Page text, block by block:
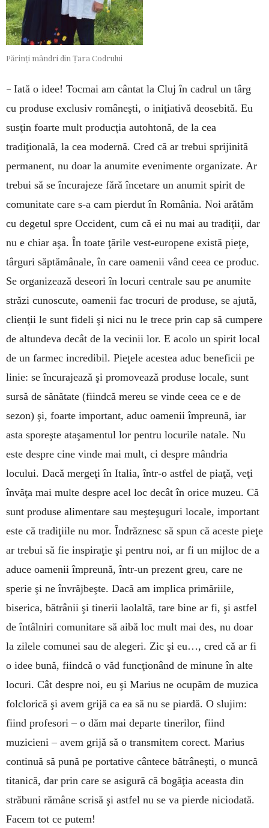
Părinți mândri din Țara Codrului
– Iată o idee! Tocmai am cântat la Cluj în cadrul un târg
cu produse exclusiv româneşti, o iniţiativă deosebită. Eu
susţin foarte mult producţia autohtonă, de la cea
tradiţională, la cea modernă. Cred că ar trebui sprijinită
permanent, nu doar la anumite evenimente organizate. Ar
trebui să se încurajeze fără încetare un anumit spirit de
comunitate care s-a cam pierdut în România. Noi arătăm
cu degetul spre Occident, cum că ei nu mai au tradiţii, dar
nu e chiar aşa. În toate ţările vest-europene există pieţe,
târguri săptămânale, în care oamenii vând ceea ce produc.
Se organizează deseori în locuri centrale sau pe anumite
străzi cunoscute, oamenii fac trocuri de produse, se ajută,
clienţii le sunt fideli şi nici nu le trece prin cap să cumpere
de altundeva decât de la vecinii lor. E acolo un spirit local
de un farmec incredibil. Pieţele acestea aduc beneficii pe
linie: se încurajează şi promovează produse locale, sunt
sursă de sănătate (fiindcă mereu se vinde ceea ce e de
sezon) şi, foarte important, aduc oamenii împreună, iar
asta sporeşte ataşamentul lor pentru locurile natale. Nu
este despre cine vinde mai mult, ci despre mândria
locului. Dacă mergeţi în Italia, într-o astfel de piaţă, veţi
învăţa mai multe despre acel loc decât în orice muzeu. Că
sunt produse alimentare sau meşteşuguri locale, important
este că tradiţiile nu mor. Îndrăznesc să spun că aceste pieţe
ar trebui să fie inspiraţie şi pentru noi, ar fi un mijloc de a
aduce oamenii împreună, într-un prezent greu, care ne
sperie şi ne învrăjbeşte. Dacă am implica primăriile,
biserica, bătrânii şi tinerii laolaltă, tare bine ar fi, şi astfel
de întâlniri comunitare să aibă loc mult mai des, nu doar
la zilele comunei sau de alegeri. Zic şi eu…, cred că ar fi
o idee bună, fiindcă o văd func­ţionând de minune în alte
locuri. Cât despre noi, eu şi Marius ne ocupăm de muzica
folclorică şi avem grijă ca ea să nu se piardă. O slujim:
fiind profesori – o dăm mai departe tinerilor, fiind
muzicieni – avem grijă să o transmitem corect. Marius
continuă să pună pe portative cântece bătrâneşti, o muncă
titanică, dar prin care se asigură că bogăţia aceasta din
străbuni rămâne scrisă şi astfel nu se va pierde niciodată.
Facem tot ce putem!